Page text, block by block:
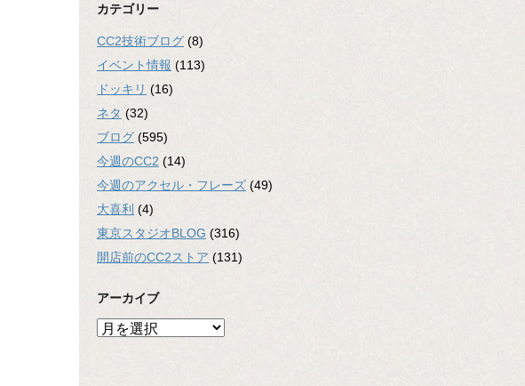
カテゴリー
CC2技術ブログ (8)
イベント情報 (113)
ドッキリ (16)
ネタ (32)
ブログ (595)
今週のCC2 (14)
今週のアクセル・フレーズ (49)
大喜利 (4)
東京スタジオBLOG (316)
開店前のCC2ストア (131)
アーカイブ
ア